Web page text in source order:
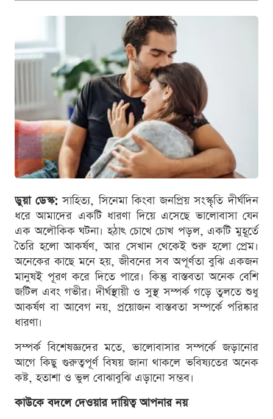
ডুয়া ডেস্ক:সাহিত্য, সিনেমা কিংবা জনপ্রিয় সংস্কৃতি দীর্ঘদিন
ধরে আমাদের একটি ধারণা দিয়ে এসেছে ভালোবাসা যেন
এক অলৌকিক ঘটনা। হঠাৎ চোখে চোখ পড়ল, একটি মুহূর্তে
তৈরি হলো আকর্ষণ, আর সেখান থেকেই শুরু হলো প্রেম।
অনেকের কাছে মনে হয়, জীবনের সব অপূর্ণতা বুঝি একজন
মানুষই পূরণ করে দিতে পারে। কিন্তু বাস্তবতা অনেক বেশি
জটিল এবং গভীর। দীর্ঘস্থায়ী ও সুস্থ সম্পর্ক গড়ে তুলতে শুধু
আকর্ষণ বা আবেগ নয়, প্রয়োজন বাস্তবতা সম্পর্কে পরিষ্কার
ধারণা।
সম্পর্ক বিশেষজ্ঞদের মতে, ভালোবাসার সম্পর্কে জড়ানোর
আগে কিছু গুরুত্বপূর্ণ বিষয় জানা থাকলে ভবিষ্যতের অনেক
কষ্ট, হতাশা ও ভুল বোঝাবুঝি এড়ানো সম্ভব।
কাউকে বদলে দেওয়ার দায়িত্ব আপনার নয়